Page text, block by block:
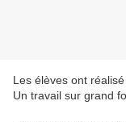
Les élèves ont
Un travail sur grand